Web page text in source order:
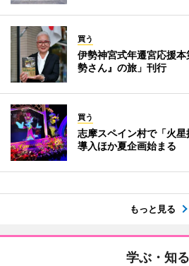
買う
伊勢神宮式年遷宮応援
勢さん』の旅」刊行
買う
志摩スペイン村で「火
導入ほか夏企画始まる
もっと見る
学ぶ・知る